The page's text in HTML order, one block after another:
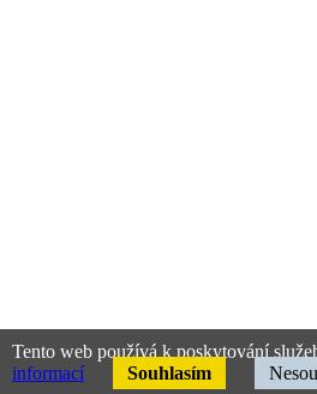
Tento web používá k poskytování
informací
Souhlasím